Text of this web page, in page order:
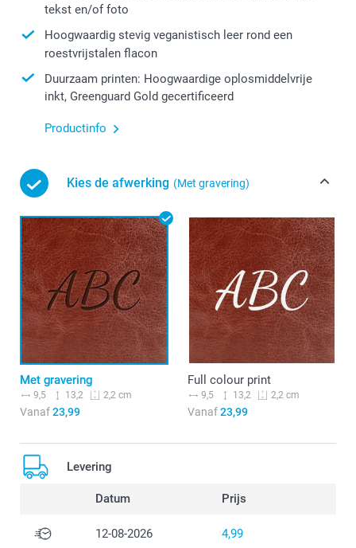
tekst en/of foto
Hoogwaardig stevig veganistisch leer rond een
roestvrijstalen flacon
Duurzaam printen: Hoogwaardige oplosmiddelvrije
inkt, Greenguard Gold gecertificeerd
Productinfo
Kies de afwerking (Met gravering)
Met gravering
9,5 13,2 2,2 cm
Vanaf23,99
Full colour print
9,5 13,2 2,2 cm
Vanaf23,99
Levering
Datum Prijs
12-08-2026 4,99